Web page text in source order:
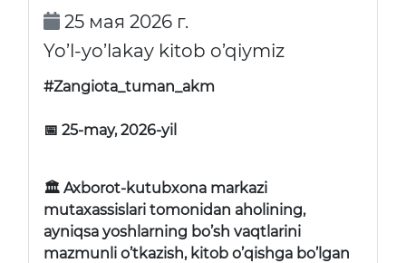
25 мая 2026 г.
Yo’l-yo’lakay kitob o’qiymiz
#Zangiota_tuman_akm
📅 25-may, 2026-yil
🏛 Axborot-kutubxona markazi
mutaxassislari tomonidan aholining,
ayniqsa yoshlarning bo’sh vaqtlarini
mazmunli o’tkazish, kitob o’qishga bo’lgan